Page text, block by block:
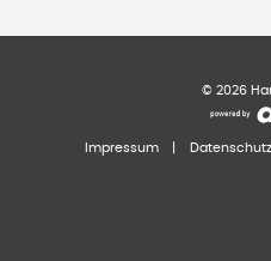
© 2026
Impressum Datenschutz